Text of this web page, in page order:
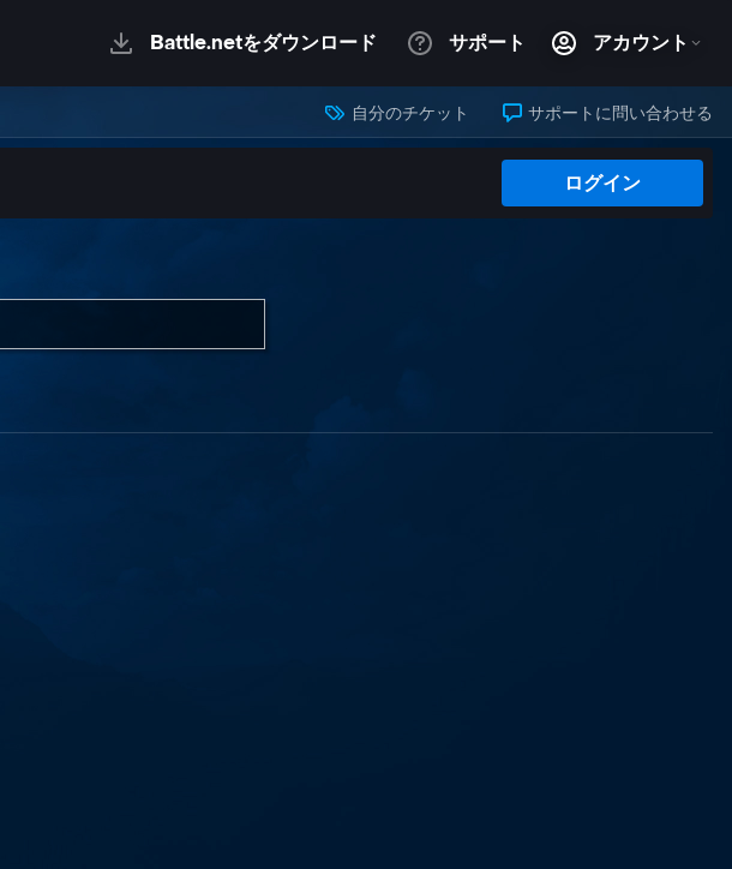
自分のチケット サポートに問い合わせる
ログイン